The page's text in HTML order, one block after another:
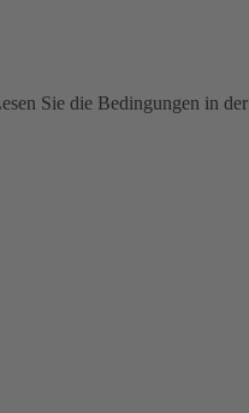
Sie die Bedingungen in der